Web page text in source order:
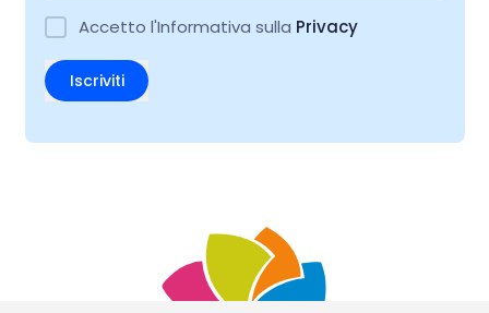
Accetto l'Informativa sulla Privacy
Iscriviti